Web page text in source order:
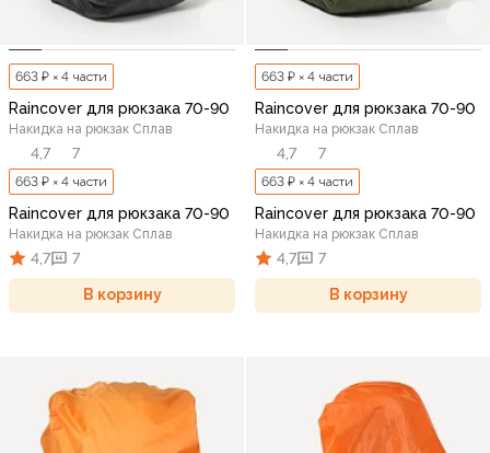
663 ₽ × 4 части
Raincover для рюкзака 70-90
Накидка на рюкзак Сплав
4,7 7
663 ₽ × 4 части
Raincover для рюкзака 70-90
Накидка на рюкзак Сплав
4,7 7
В корзину
663 ₽ × 4 части
Raincover для рюкзака 70-90
Накидка на рюкзак Сплав
4,7 7
663 ₽ × 4 части
Raincover для рюкзака 70-90
Накидка на рюкзак Сплав
4,7 7
В корзину